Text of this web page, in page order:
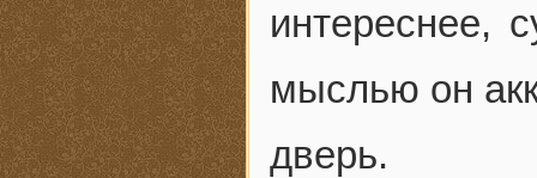
интереснее,
мыслью он
дверь.